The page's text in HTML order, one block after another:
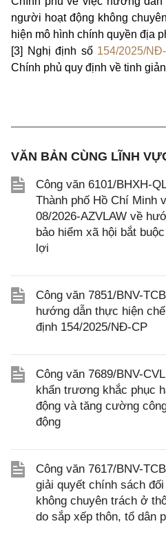
người hoạt động không
hiện mô hình chính quyền địa
[3] Nghị định số 154/2025/
Chính phủ quy định về tinh
VĂN BẢN CÙNG LĨNH
Công văn 6101/BHXH-
Thành phố Hồ Chí Minh
08/2026-AZVLAW về
bảo hiểm xã hội bắt
lợi
Công văn 7851/BNV-
hướng dẫn thực hiện
định 154/2025/NĐ-CP
Công văn 7689/BNV-
khẩn trương khắc phục
động và tăng cường
động
Công văn 7617/BNV-
giải quyết chính sách
không chuyên trách ở
do sắp xếp thôn, tổ dân